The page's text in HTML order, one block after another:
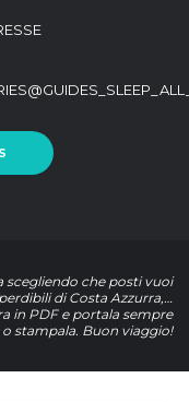
scegliendo che posti vuoi
di Costa Azzurra,…
in PDF e portala sempre
stampala. Buon viaggio!